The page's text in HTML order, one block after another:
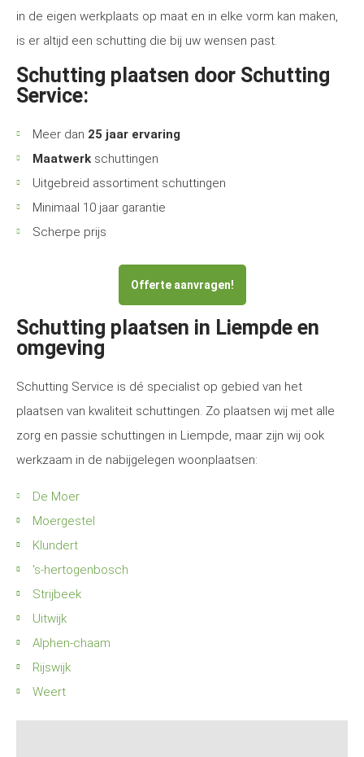
in de eigen werkplaats op maat en in elke vorm kan maken,
is er altijd een schutting die bij uw wensen past.
Schutting plaatsen door Schutting
Service:
Meer dan 25 jaar ervaring
Maatwerk schuttingen
Uitgebreid assortiment schuttingen
Minimaal 10 jaar garantie
Scherpe prijs
Offerte aanvragen!
Schutting plaatsen in Liempde en
omgeving
Schutting Service is dé specialist op gebied van het
plaatsen van kwaliteit schuttingen. Zo plaatsen wij met alle
zorg en passie schuttingen in Liempde, maar zijn wij ook
werkzaam in de nabijgelegen woonplaatsen:
De Moer
Moergestel
Klundert
's-hertogenbosch
Strijbeek
Uitwijk
Alphen-chaam
Rijswijk
Weert